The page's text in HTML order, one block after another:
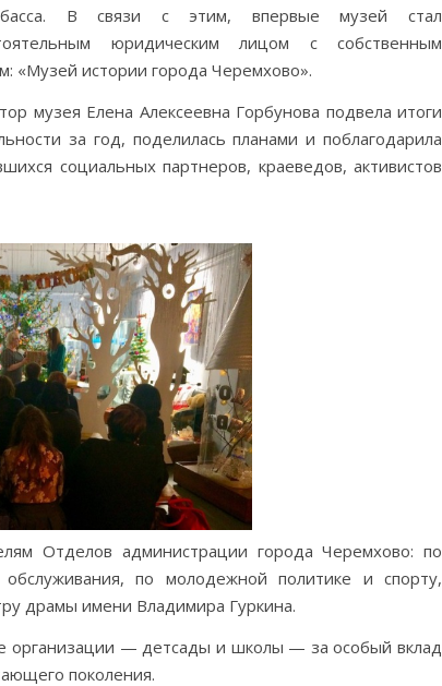
В связи с этим, впервые музей стал
юридическим лицом с собственным
«Музей истории города Черемхово».
музея Елена Алексеевна Горбунова подвела итоги
за год, поделилась планами и поблагодарила
социальных партнеров, краеведов, активистов
Отделов администрации города Черемхово: по
по молодежной политике и спорту,
драмы имени Владимира Гуркина.
организации — детсады и школы — за особый вклад
поколения.